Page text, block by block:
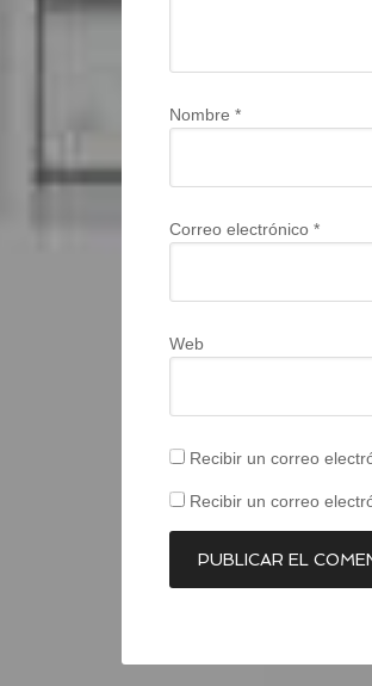
Nombre *
Correo electrónico *
Web
Recibir un correo
Recibir un correo